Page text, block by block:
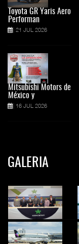
Toyota GR Yaris Aero
Performan
21 JUL 2026
Mitsubishi Motors de
México y
16 JUL 2026
GALERIA